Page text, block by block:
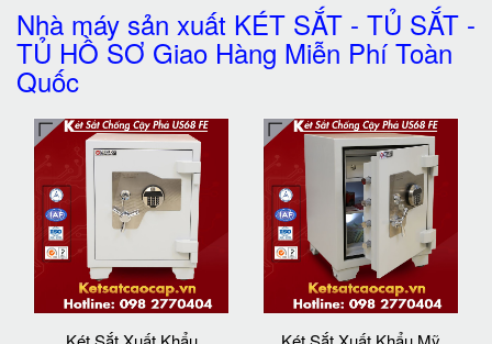
Nhà máy sản xuất KÉT SẮT - TỦ SẮT -
TỦ HỒ SƠ Giao Hàng Miễn Phí Toàn
Quốc